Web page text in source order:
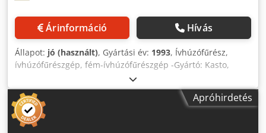
Árinformáció Hívás
Állapot: jó (használt), Gyártási év: 1993, Ívhúzófűrész,
ívhúzófűrészgép, fém-ívhúzófűrészgép -Gyártó: Kasto,
hidraulikus, mobil ívhúzófűrész hűtőfolyadék rendszerrel
és ütközővel -Típus: HBS 250/280 -Motor: 0,65/1,0 kW -
Vágási sebesség: 2 fokozat / 16-32 m/perc Dksdpfjzbh N
Uex Ahior -Vágási szélesség: 280 x 180 mm -Vágási
tartomány 45 foknál: kör 180 mm -Vágási tartomány 45
Apróhirdetés